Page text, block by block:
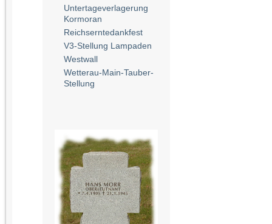
Untertageverlagerung
Kormoran
Reichserntedankfest
V3-Stellung Lampaden
Westwall
Wetterau-Main-Tauber-
Stellung